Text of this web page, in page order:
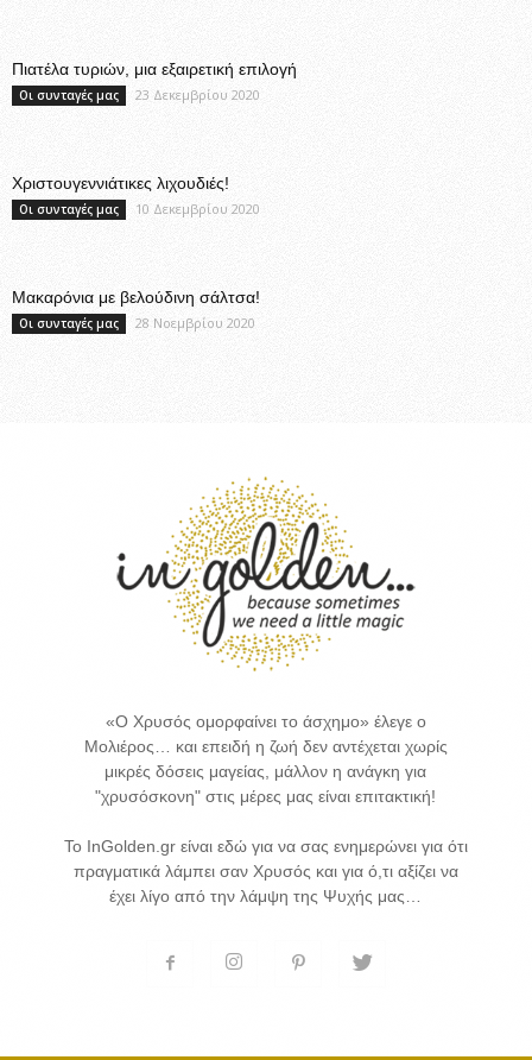
Πιατέλα τυριών, μια εξαιρετική επιλογή
Οι συνταγές μας 23 Δεκεμβρίου 2020
Χριστουγεννιάτικες λιχουδιές!
Οι συνταγές μας 10 Δεκεμβρίου 2020
Μακαρόνια με βελούδινη σάλτσα!
Οι συνταγές μας 28 Νοεμβρίου 2020
«Ο Χρυσός ομορφαίνει το άσχημο» έλεγε ο
Μολιέρος… και επειδή η ζωή δεν αντέχεται χωρίς
μικρές δόσεις μαγείας, μάλλον η ανάγκη για
"χρυσόσκονη" στις μέρες μας είναι επιτακτική!
Το InGolden.gr είναι εδώ για να σας ενημερώνει για ότι
πραγματικά λάμπει σαν Χρυσός και για ό,τι αξίζει να
έχει λίγο από την λάμψη της Ψυχής μας…